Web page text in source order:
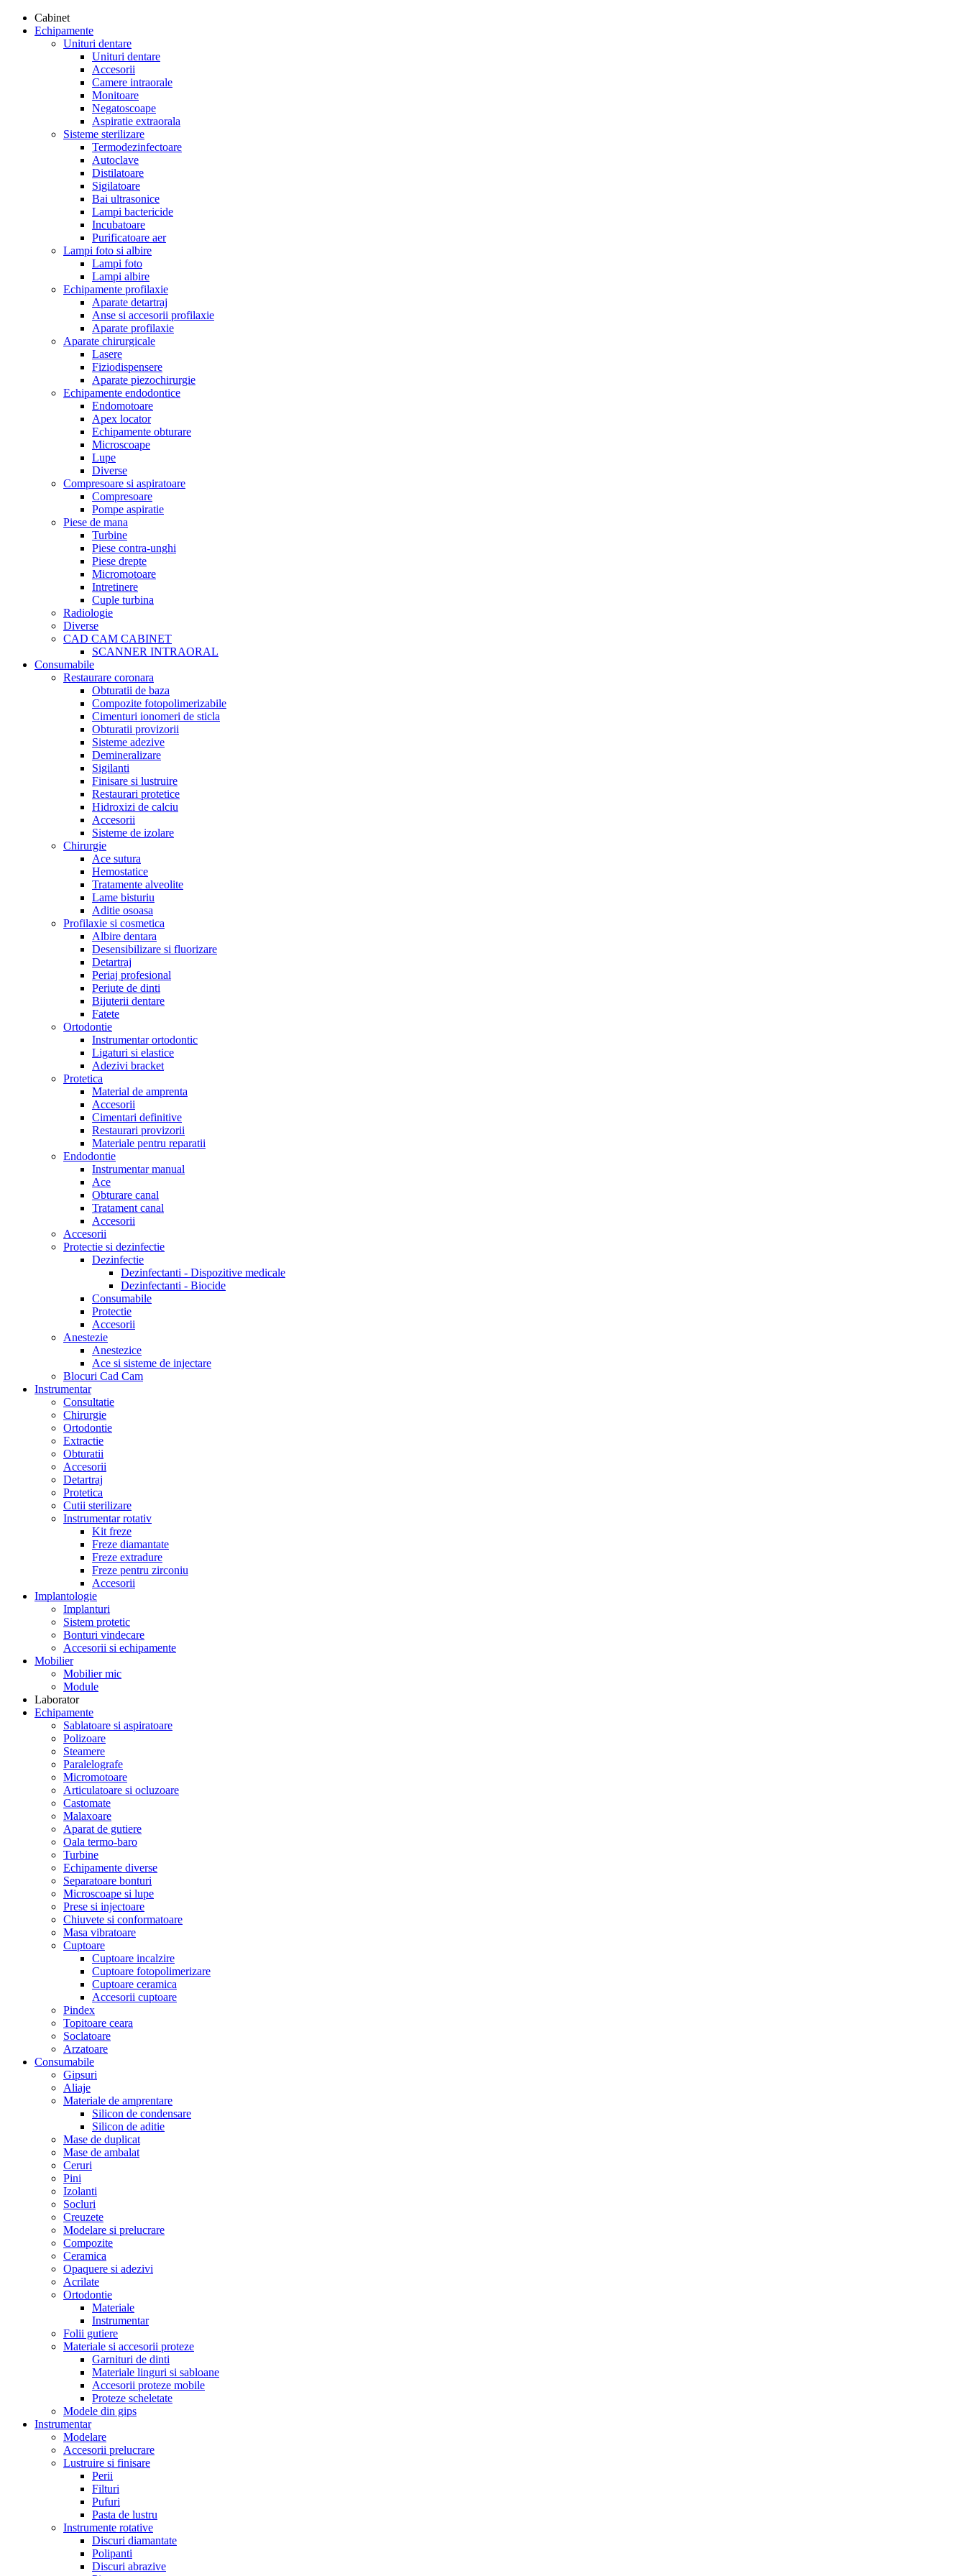
Cabinet
Echipamente
Unituri dentare
Unituri dentare
Accesorii
Camere intraorale
Monitoare
Negatoscoape
Aspiratie extraorala
Sisteme sterilizare
Termodezinfectoare
Autoclave
Distilatoare
Sigilatoare
Bai ultrasonice
Lampi bactericide
Incubatoare
Purificatoare aer
Lampi foto si albire
Lampi foto
Lampi albire
Echipamente profilaxie
Aparate detartraj
Anse si accesorii profilaxie
Aparate profilaxie
Aparate chirurgicale
Lasere
Fiziodispensere
Aparate piezochirurgie
Echipamente endodontice
Endomotoare
Apex locator
Echipamente obturare
Microscoape
Lupe
Diverse
Compresoare si aspiratoare
Compresoare
Pompe aspiratie
Piese de mana
Turbine
Piese contra-unghi
Piese drepte
Micromotoare
Intretinere
Cuple turbina
Radiologie
Diverse
CAD CAM CABINET
SCANNER INTRAORAL
Consumabile
Restaurare coronara
Obturatii de baza
Compozite fotopolimerizabile
Cimenturi ionomeri de sticla
Obturatii provizorii
Sisteme adezive
Demineralizare
Sigilanti
Finisare si lustruire
Restaurari protetice
Hidroxizi de calciu
Accesorii
Sisteme de izolare
Chirurgie
Ace sutura
Hemostatice
Tratamente alveolite
Lame bisturiu
Aditie osoasa
Profilaxie si cosmetica
Albire dentara
Desensibilizare si fluorizare
Detartraj
Periaj profesional
Periute de dinti
Bijuterii dentare
Fatete
Ortodontie
Instrumentar ortodontic
Ligaturi si elastice
Adezivi bracket
Protetica
Material de amprenta
Accesorii
Cimentari definitive
Restaurari provizorii
Materiale pentru reparatii
Endodontie
Instrumentar manual
Ace
Obturare canal
Tratament canal
Accesorii
Accesorii
Protectie si dezinfectie
Dezinfectie
Dezinfectanti - Dispozitive medicale
Dezinfectanti - Biocide
Consumabile
Protectie
Accesorii
Anestezie
Anestezice
Ace si sisteme de injectare
Blocuri Cad Cam
Instrumentar
Consultatie
Chirurgie
Ortodontie
Extractie
Obturatii
Accesorii
Detartraj
Protetica
Cutii sterilizare
Instrumentar rotativ
Kit freze
Freze diamantate
Freze extradure
Freze pentru zirconiu
Accesorii
Implantologie
Implanturi
Sistem protetic
Bonturi vindecare
Accesorii si echipamente
Mobilier
Mobilier mic
Module
Laborator
Echipamente
Sablatoare si aspiratoare
Polizoare
Steamere
Paralelografe
Micromotoare
Articulatoare si ocluzoare
Castomate
Malaxoare
Aparat de gutiere
Oala termo-baro
Turbine
Echipamente diverse
Separatoare bonturi
Microscoape si lupe
Prese si injectoare
Chiuvete si conformatoare
Masa vibratoare
Cuptoare
Cuptoare incalzire
Cuptoare fotopolimerizare
Cuptoare ceramica
Accesorii cuptoare
Pindex
Topitoare ceara
Soclatoare
Arzatoare
Consumabile
Gipsuri
Aliaje
Materiale de amprentare
Silicon de condensare
Silicon de aditie
Mase de duplicat
Mase de ambalat
Ceruri
Pini
Izolanti
Socluri
Creuzete
Modelare si prelucrare
Compozite
Ceramica
Opaquere si adezivi
Acrilate
Ortodontie
Materiale
Instrumentar
Folii gutiere
Materiale si accesorii proteze
Garnituri de dinti
Materiale linguri si sabloane
Accesorii proteze mobile
Proteze scheletate
Modele din gips
Instrumentar
Modelare
Accesorii prelucrare
Lustruire si finisare
Perii
Filturi
Pufuri
Pasta de lustru
Instrumente rotative
Discuri diamantate
Polipanti
Discuri abrazive